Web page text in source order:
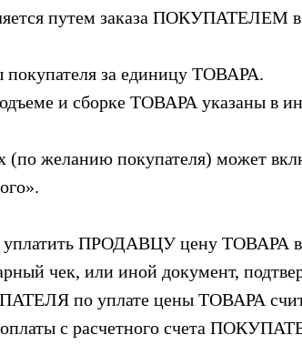
путем заказа ПОКУПАТЕЛЕМ в
покупателя за единицу ТОВАРА.
и сборке ТОВАРА указаны в
желанию покупателя) может
ПРОДАВЦУ цену ТОВАРА
чек, или иной документ,
по уплате цены ТОВАРА
с расчетного счета